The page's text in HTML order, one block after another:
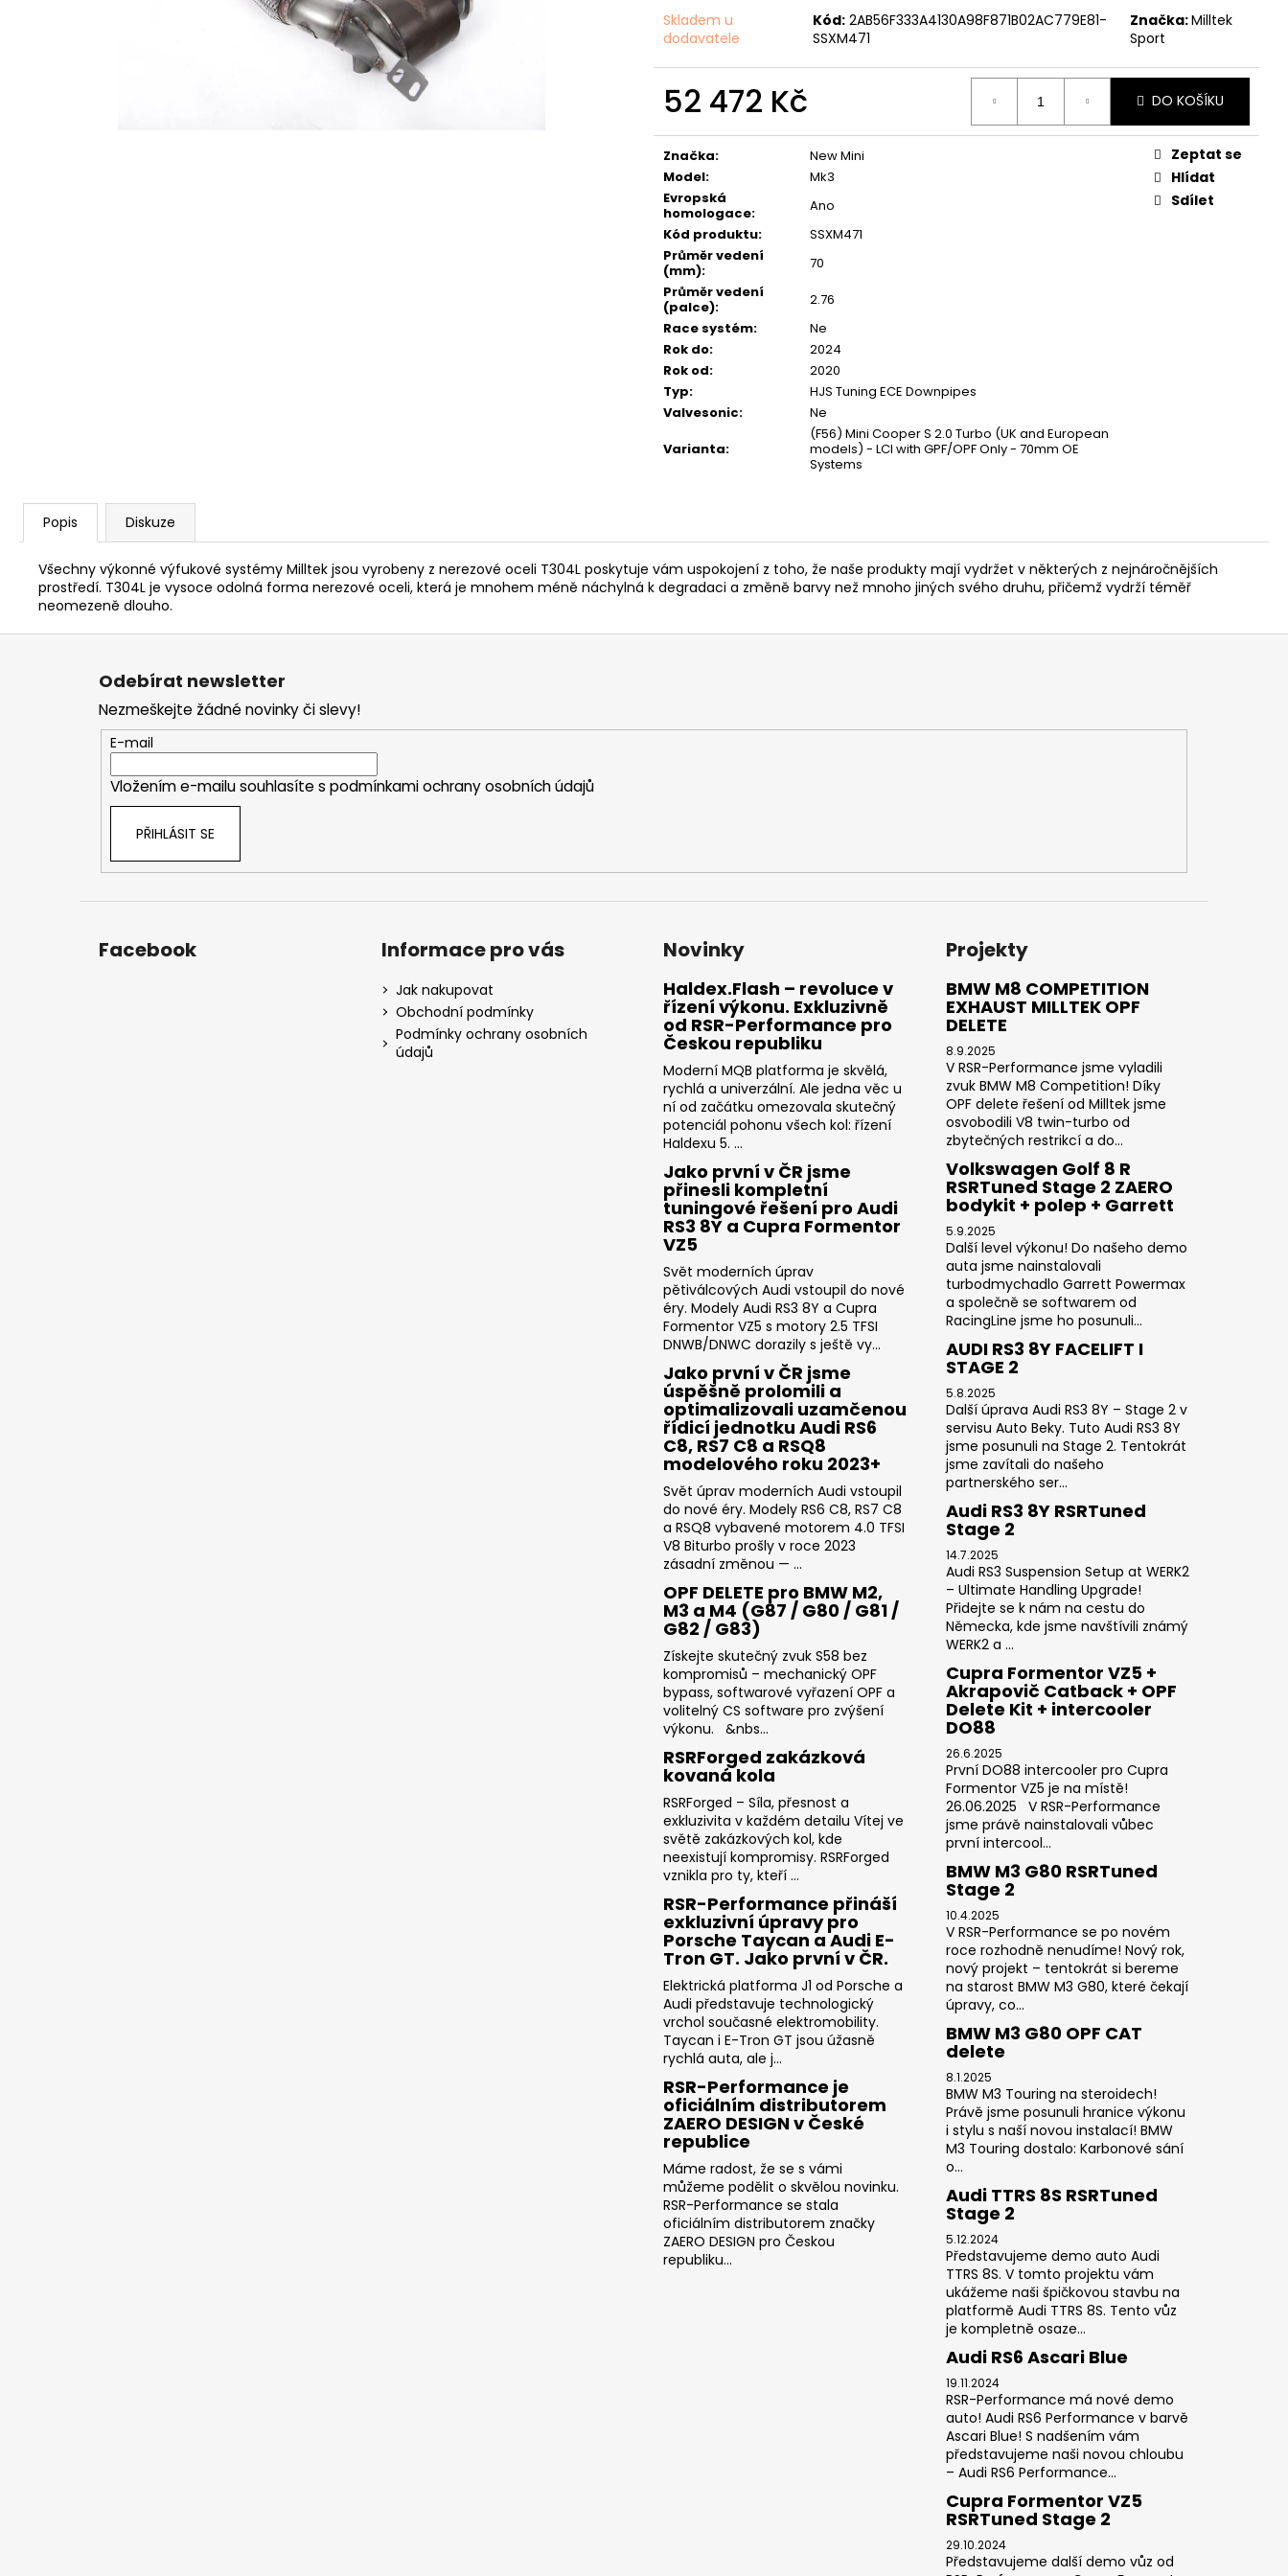
Skladem u
dodavatele
Kód: 2AB56F333A4130A98F871B02AC779E81-
SSXM471
Značka:Milltek
Sport
52 472 Kč
cena:
DO KOŠÍKU
Značka:
New Mini
Model:
Mk3
Evropská
homologace:
Ano
Kód produktu:
SSXM471
Průměr vedení
(mm):
70
Průměr vedení
(palce):
2.76
Race systém:
Ne
Rok do:
2024
Rok od:
2020
Typ:
HJS Tuning ECE Downpipes
Valvesonic:
Ne
Varianta:
(F56) Mini Cooper S 2.0 Turbo (UK and European
models) - LCI with GPF/OPF Only - 70mm OE
Systems
Zeptat se
Hlídat
Sdílet
Popis Diskuze
Všechny výkonné výfukové systémy Milltek jsou vyrobeny z nerezové oceli T304L poskytuje vám uspokojení z toho, že naše produkty mají vydržet v některých z nejnáročnějších
prostředí. T304L je vysoce odolná forma nerezové oceli, která je mnohem méně náchylná k degradaci a změně barvy než mnoho jiných svého druhu, přičemž vydrží téměř
neomezeně dlouho.
RSR-PERFORMANCE DÁRKOVÝ POUKAZ NGK ČERVENÝ ZAPALOVACÍ MODUL
2.0TFSI 2.0TSI EA113 EA888.1/2 2.5TFSI
849 Kč
2.0TSI 2.5TFSI A DALŠÍ
Z
Odebírat newsletter
Nezmeškejte žádné novinky či slevy!
E-mail
Vložením e-mailu souhlasíte s podmínkami ochrany osobních údajů
PŘIHLÁSIT SE
Facebook Informace pro vás
Jak nakupovat
Obchodní podmínky
Podmínky ochrany osobních
údajů
Novinky
Haldex.Flash – revoluce v
řízení výkonu. Exkluzivně
od RSR-Performance pro
Českou republiku
Moderní MQB platforma je skvělá,
rychlá a univerzální. Ale jedna věc u
ní od začátku omezovala skutečný
potenciál pohonu všech kol: řízení
Haldexu 5. ...
Jako první v ČR jsme
přinesli kompletní
tuningové řešení pro Audi
RS3 8Y a Cupra Formentor
VZ5
Svět moderních úprav
pětiválcových Audi vstoupil do nové
éry. Modely Audi RS3 8Y a Cupra
Formentor VZ5 s motory 2.5 TFSI
DNWB/DNWC dorazily s ještě vy...
Jako první v ČR jsme
úspěšně prolomili a
optimalizovali uzamčenou
řídicí jednotku Audi RS6
C8, RS7 C8 a RSQ8
modelového roku 2023+
Svět úprav moderních Audi vstoupil
do nové éry. Modely RS6 C8, RS7 C8
a RSQ8 vybavené motorem 4.0 TFSI
V8 Biturbo prošly v roce 2023
zásadní změnou — ...
OPF DELETE pro BMW M2,
M3 a M4 (G87 / G80 / G81 /
G82 / G83)
Získejte skutečný zvuk S58 bez
kompromisů – mechanický OPF
bypass, softwarové vyřazení OPF a
volitelný CS software pro zvýšení
výkonu. &nbs...
RSRForged zakázková
kovaná kola
RSRForged – Síla, přesnost a
exkluzivita v každém detailu Vítej ve
světě zakázkových kol, kde
neexistují kompromisy. RSRForged
vznikla pro ty, kteří ...
RSR-Performance přináší
exkluzivní úpravy pro
Porsche Taycan a Audi E-
Tron GT. Jako první v ČR.
Elektrická platforma J1 od Porsche a
Audi představuje technologický
vrchol současné elektromobility.
Taycan i E-Tron GT jsou úžasně
rychlá auta, ale j...
RSR-Performance je
oficiálním distributorem
ZAERO DESIGN v České
republice
Máme radost, že se s vámi
můžeme podělit o skvělou novinku.
RSR-Performance se stala
oficiálním distributorem značky
ZAERO DESIGN pro Českou
republiku...
Projekty
BMW M8 COMPETITION
EXHAUST MILLTEK OPF
DELETE
8.9.2025
V RSR-Performance jsme vyladili
zvuk BMW M8 Competition! Díky
OPF delete řešení od Milltek jsme
osvobodili V8 twin-turbo od
zbytečných restrikcí a do...
Volkswagen Golf 8 R
RSRTuned Stage 2 ZAERO
bodykit + polep + Garrett
5.9.2025
Další level výkonu! Do našeho demo
auta jsme nainstalovali
turbodmychadlo Garrett Powermax
a společně se softwarem od
RacingLine jsme ho posunuli...
AUDI RS3 8Y FACELIFT I
STAGE 2
5.8.2025
Další úprava Audi RS3 8Y – Stage 2 v
servisu Auto Beky. Tuto Audi RS3 8Y
jsme posunuli na Stage 2. Tentokrát
jsme zavítali do našeho
partnerského ser...
Audi RS3 8Y RSRTuned
Stage 2
14.7.2025
Audi RS3 Suspension Setup at WERK2
– Ultimate Handling Upgrade!
Přidejte se k nám na cestu do
Německa, kde jsme navštívili známý
WERK2 a ...
Cupra Formentor VZ5 +
Akrapovič Catback + OPF
Delete Kit + intercooler
DO88
26.6.2025
První DO88 intercooler pro Cupra
Formentor VZ5 je na místě!
26.06.2025 V RSR-Performance
jsme právě nainstalovali vůbec
první intercool...
BMW M3 G80 RSRTuned
Stage 2
10.4.2025
V RSR-Performance se po novém
roce rozhodně nenudíme! Nový rok,
nový projekt – tentokrát si bereme
na starost BMW M3 G80, které čekají
úpravy, co...
BMW M3 G80 OPF CAT
delete
8.1.2025
BMW M3 Touring na steroidech!
Právě jsme posunuli hranice výkonu
i stylu s naší novou instalací! BMW
M3 Touring dostalo: Karbonové sání
o...
Audi TTRS 8S RSRTuned
Stage 2
5.12.2024
Představujeme demo auto Audi
TTRS 8S. V tomto projektu vám
ukážeme naši špičkovou stavbu na
platformě Audi TTRS 8S. Tento vůz
je kompletně osaze...
Audi RS6 Ascari Blue
19.11.2024
RSR-Performance má nové demo
auto! Audi RS6 Performance v barvě
Ascari Blue! S nadšením vám
představujeme naši novou chloubu
– Audi RS6 Performance...
Cupra Formentor VZ5
RSRTuned Stage 2
29.10.2024
Představujeme další demo vůz od